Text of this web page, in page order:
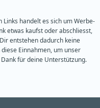
handelt es sich um Werbe-
etwas kaufst oder abschliesst,
entstehen dadurch keine
Einnahmen, um unser
für deine Unterstützung.